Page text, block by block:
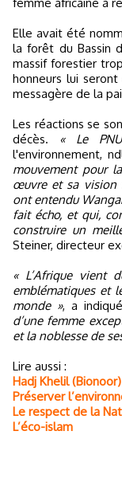
Elle avait été
la forêt du Bassin
massif forestier
honneurs lui
messagère de la
Les réactions se
décès.
« Le
l'environnement,
mouvement pour
œuvre et sa vision
ont entendu
fait écho, et qui,
construire un
Steiner, directeur
« L’Afrique vient
emblématiques et
monde », a
d’une femme
et la noblesse de
Lire aussi :
Hadj Khelil (Bionoor)
Préserver
Le respect de la
L’éco-islam